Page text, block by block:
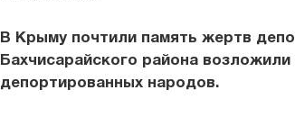
В Крыму почтили память жертв
Бахчисарайского района
депортированных народов.